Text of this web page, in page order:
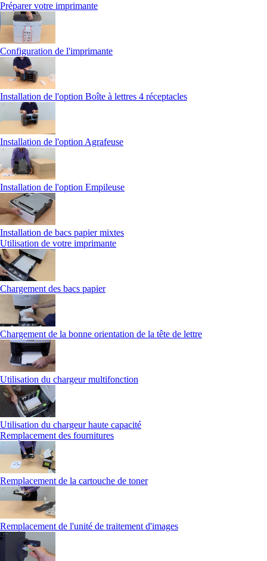
Préparer votre imprimante
Configuration de l'imprimante
Installation de l'option Boîte à lettres 4 réceptacles
Installation de l'option Agrafeuse
Installation de l'option Empileuse
Installation de bacs papier mixtes
Utilisation de votre imprimante
Chargement des bacs papier
Chargement de la bonne orientation de la tête de lettre
Utilisation du chargeur multifonction
Utilisation du chargeur haute capacité
Remplacement des fournitures
Remplacement de la cartouche de toner
Remplacement de l'unité de traitement d'images